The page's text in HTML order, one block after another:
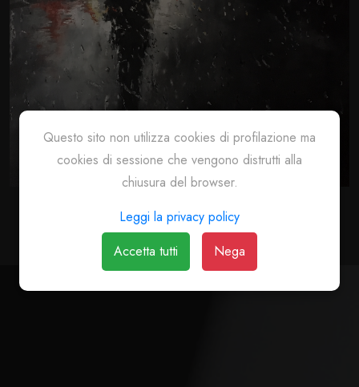
Questo sito non utilizza cookies di profilazione ma
cookies di sessione che vengono distrutti alla
chiusura del browser.
Leggi la privacy policy
Accetta tutti
Nega